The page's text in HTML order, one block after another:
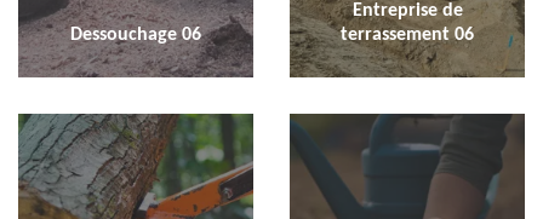
Dessouchage 06
Entreprise de
terrassement 06